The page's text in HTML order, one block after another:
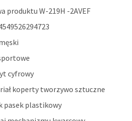
produktu W-219H -2AVEF
cyfrowy
koperty tworzywo sztuczne
pasek plastikowy